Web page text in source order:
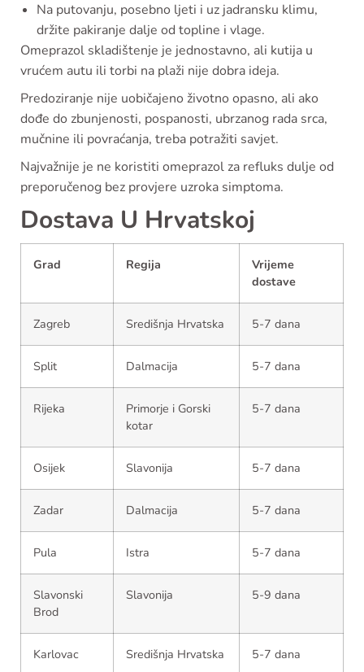
Na putovanju, posebno ljeti i uz jadransku klimu,
držite pakiranje dalje od topline i vlage.
Omeprazol skladištenje je jednostavno, ali kutija u
vrućem autu ili torbi na plaži nije dobra ideja.
Predoziranje nije uobičajeno životno opasno, ali ako
dođe do zbunjenosti, pospanosti, ubrzanog rada srca,
mučnine ili povraćanja, treba potražiti savjet.
Najvažnije je ne koristiti omeprazol za refluks dulje od
preporučenog bez provjere uzroka simptoma.
Dostava U Hrvatskoj
Grad Regija
Vrijeme
dostave
Zagreb Središnja Hrvatska 5-7 dana
Split Dalmacija 5-7 dana
Rijeka
Primorje i Gorski
kotar
5-7 dana
Osijek Slavonija 5-7 dana
Zadar Dalmacija 5-7 dana
Pula Istra 5-7 dana
Slavonski
Brod
Slavonija 5-9 dana
Karlovac Središnja Hrvatska 5-7 dana